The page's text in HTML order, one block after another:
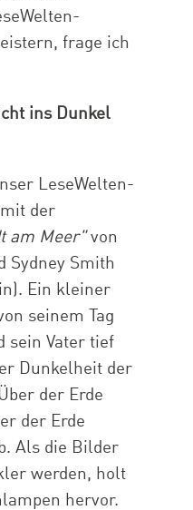
frage ich
ins Dunkel
LeseWelten-
der
am Meer"von
Sydney Smith
Ein kleiner
seinem Tag
sein Vater tief
Dunkelheit der
der Erde
der Erde
Als die Bilder
werden, holt
hervor.